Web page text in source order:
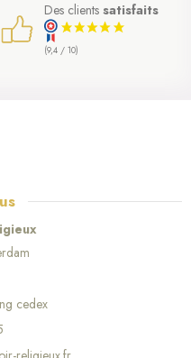
Des clients satisfaits
(9,4 / 10)
cedex